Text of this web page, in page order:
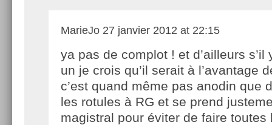
MarieJo 27 janvier 2012 at 22:15
ya pas de complot ! et d’ailleurs s’il
un je crois qu’il serait à l’avantage
c’est quand même pas anodin que
les rotules à RG et se prend
magistral pour éviter de faire toutes